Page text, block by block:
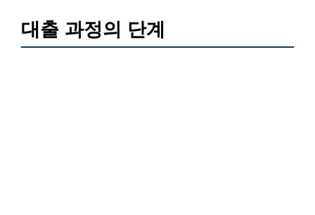
대출 과정의 단계